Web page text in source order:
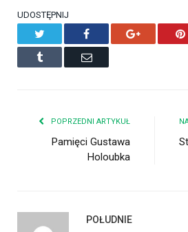
UDOSTĘPNIJ
Facebook Google+
Tumblr Email
POPRZEDNI ARTYKUŁ
Pamięci Gustawa
Holoubka
POŁUDNIE